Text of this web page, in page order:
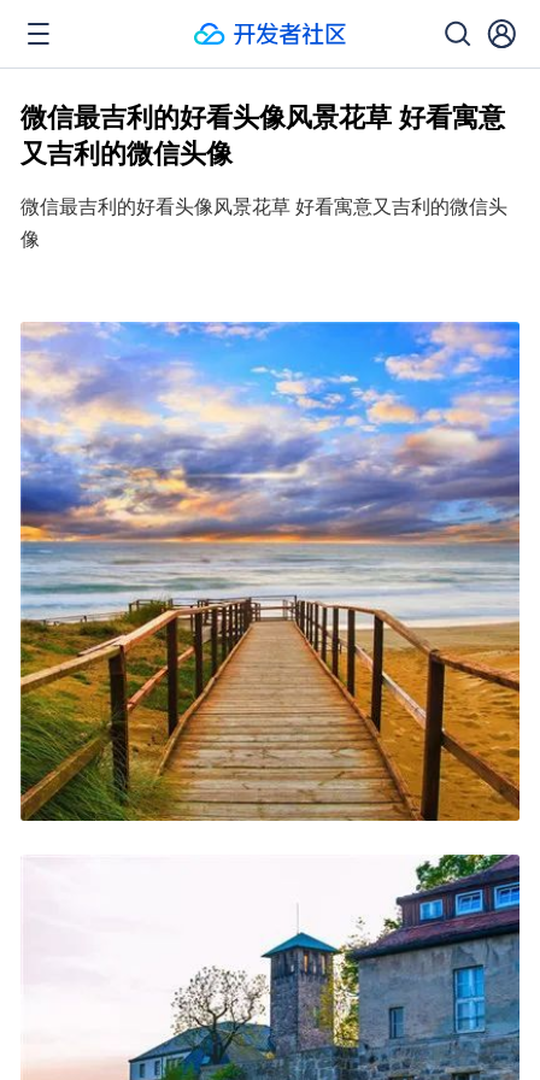
微信最吉利的好看头像风景花草 好看寓意
又吉利的微信头像
微信最吉利的好看头像风景花草 好看寓意又吉利的微信头
像